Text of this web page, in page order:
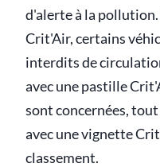
d'alerte à la
Crit'Air, certains
interdits de
avec une pastille
sont concernées,
avec une vignette
classement.